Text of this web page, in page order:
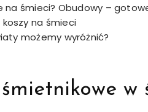
na śmieci? Obudowy –
na śmieci
możemy wyróżnić?
w